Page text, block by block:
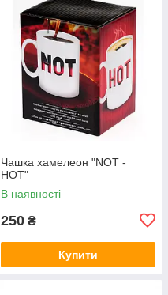
Чашка хамелеон "NOT -
HOT"
В наявності
250 ₴
Купити